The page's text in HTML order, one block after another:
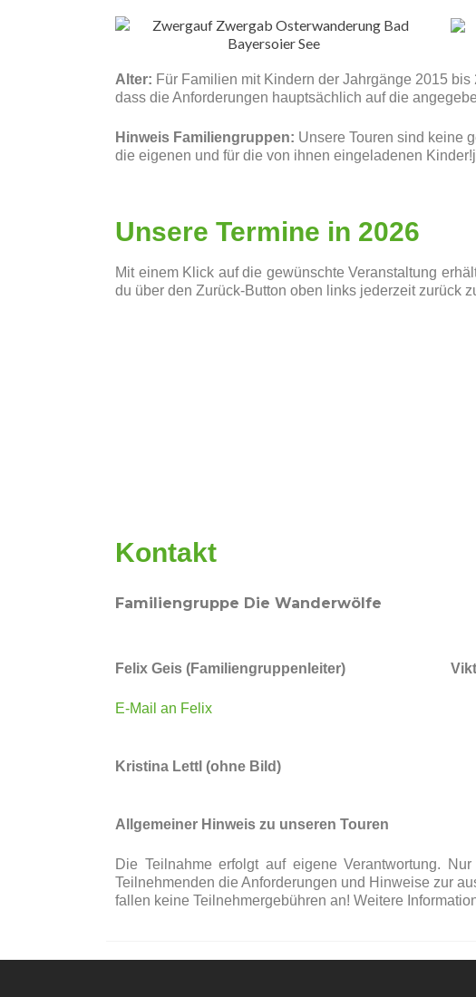
Alter: Für Familien mit Kindern der Jahrgänge 2015
dass die Anforderungen hauptsächlich auf die
Hinweis Familiengruppen: Unsere Touren sind keine
die eigenen und für die von ihnen eingeladenen Kinder!j
Unsere Termine in 2026
Mit einem Klick auf die gewünschte Veranstaltung
du über den Zurück-Button oben links jederzeit zurück
Kontakt
Familiengruppe Die Wanderwölfe
Felix Geis (Familiengruppenleiter)
E-Mail an Felix
Kristina Lettl (ohne Bild)
Allgemeiner Hinweis zu unseren Touren
Die Teilnahme erfolgt auf eigene Verantwortung.
Teilnehmenden die Anforderungen und Hinweise zur
fallen keine Teilnehmergebühren an! Weitere